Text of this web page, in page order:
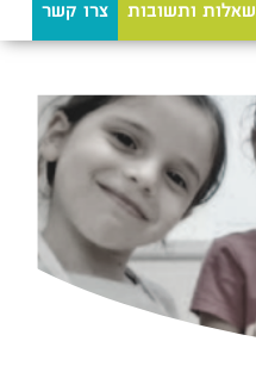
שאלות ותשובות צרו קשר